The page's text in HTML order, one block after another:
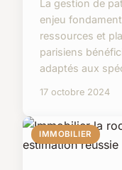
La gestion de
enjeu
ressources et
parisiens
adaptés aux
17 octobre 2024
IMMOBILIER